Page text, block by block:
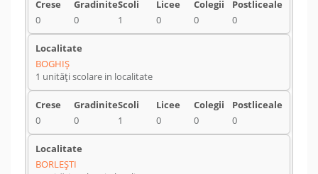
0 0 1 0 0 0
BOGHIŞ
1 unități scolare in localitate
0 0 1 0 0 0
BORLEŞTI